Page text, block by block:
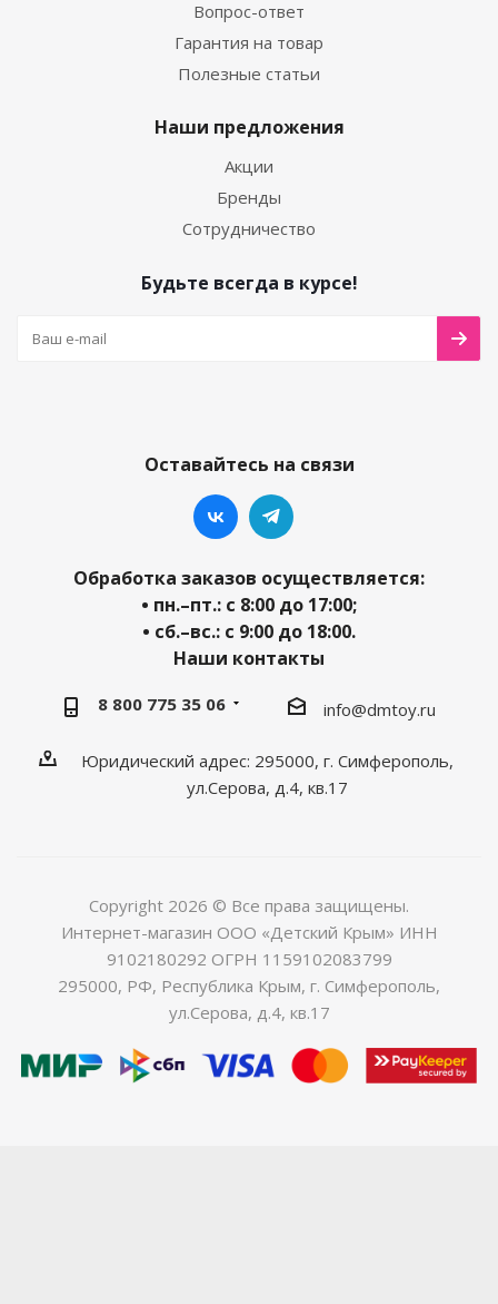
Вопрос-ответ
Гарантия на товар
Полезные статьи
Наши предложения
Акции
Бренды
Сотрудничество
Будьте всегда в курсе!
Оставайтесь на связи
Обработка заказов осуществляется:
• пн.–пт.: с 8:00 до 17:00;
• сб.–вс.: с 9:00 до 18:00.
Наши контакты
8 800 775 35 06 info@dmtoy.ru
Юридический адрес: 295000, г. Симферополь,
ул.Серова, д.4, кв.17
Copyright 2026 © Все права защищены.
Интернет-магазин ООО «Детский Крым» ИНН
9102180292 ОГРН 1159102083799
295000, РФ, Республика Крым, г. Симферополь,
ул.Серова, д.4, кв.17